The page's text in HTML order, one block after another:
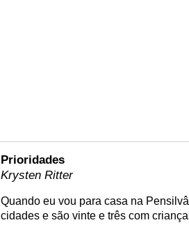
Prioridades
Krysten Ritter
Quando eu vou para casa na
cidades e são vinte e três com